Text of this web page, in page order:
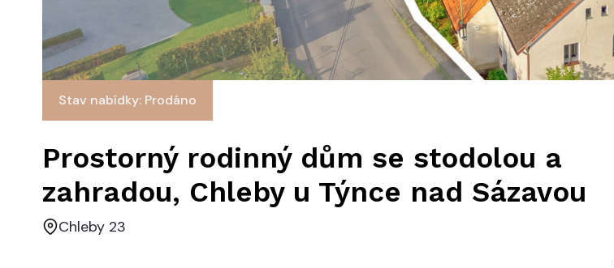
Stav nabídky: Prodáno
Prostorný rodinný dům se stodolou a
zahradou, Chleby u Týnce nad Sázavou
Chleby 23